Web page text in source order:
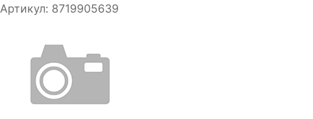
Артикул: 8719905639